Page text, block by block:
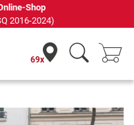
Shop
2016-2024)
69x